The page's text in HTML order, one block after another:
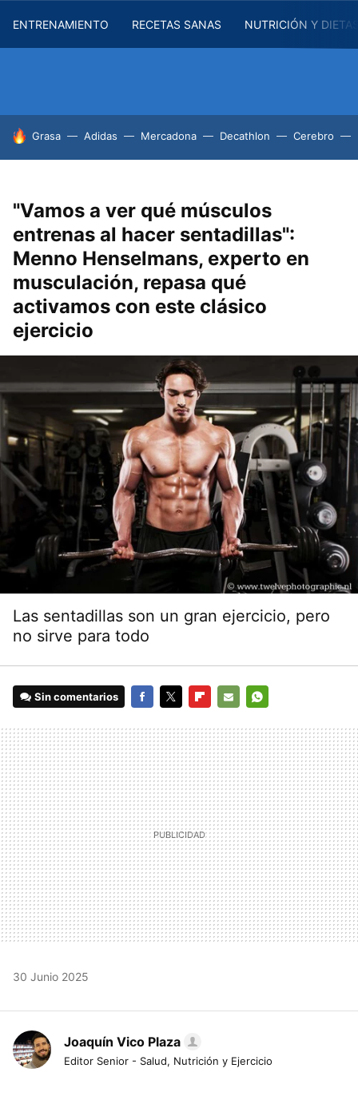
ENTRENAMIENTO RECETAS SANAS NUTRICIÓN Y
HOY SE HABLA DE
Grasa Adidas Mercadona Decathlon Cerebro
"Vamos a ver qué músculos
entrenas al hacer sentadillas":
Menno Henselmans, experto en
musculación, repasa qué
activamos con este clásico
ejercicio
Las sentadillas son un gran ejercicio, pero
no sirve para todo
Sin comentarios
MAIL
30 Junio 2025
Joaquín Vico Plaza
Editor Senior - Salud, Nutrición y Ejercicio